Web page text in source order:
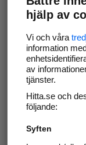
Gör som 69
företagssida
kunder i ditt
Svara på
hjälp av
Vi och våra
information
av
tjänster.
Hitta.se och
följande:
Syften